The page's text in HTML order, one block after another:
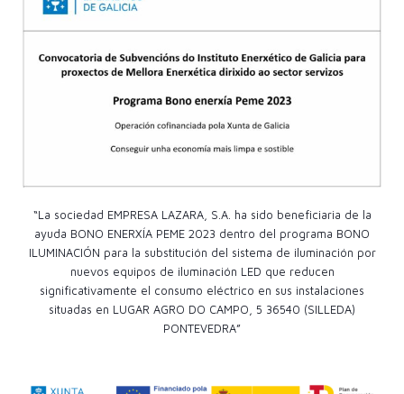
“La sociedad EMPRESA LAZARA, S.A. ha sido beneficiaria de la
ayuda BONO ENERXÍA PEME 2023 dentro del programa BONO
ILUMINACIÓN para la substitución del sistema de iluminación por
nuevos equipos de iluminación LED que reducen
significativamente el consumo eléctrico en sus instalaciones
situadas en LUGAR AGRO DO CAMPO, 5 36540 (SILLEDA)
PONTEVEDRA”